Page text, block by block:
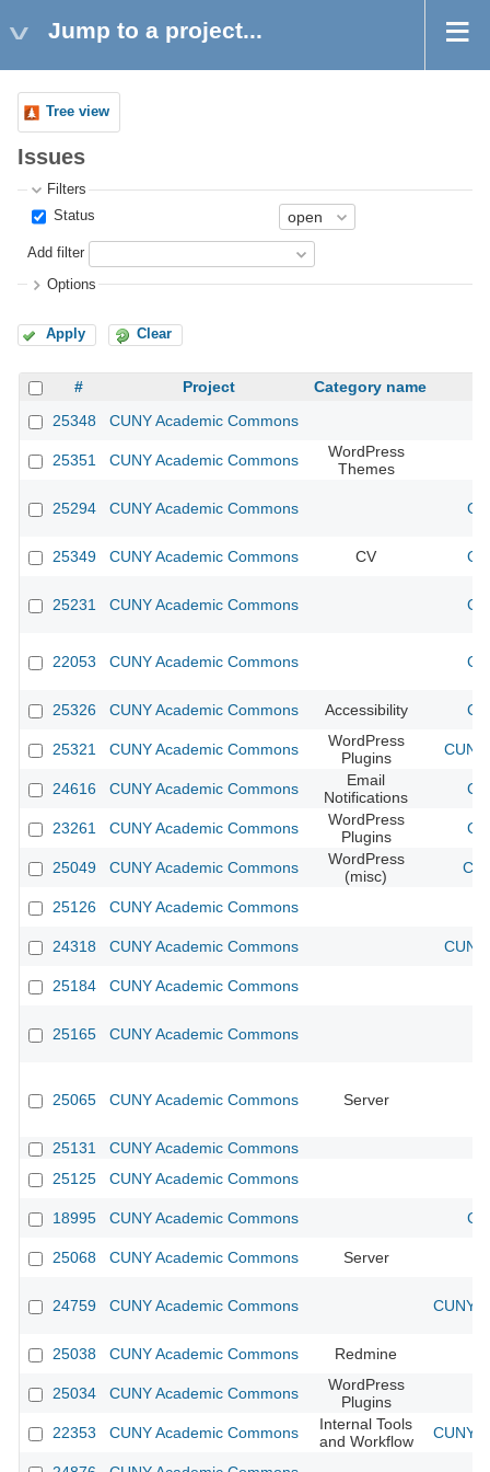
Jump to a project...
Tree view
Issues
Filters
Status
Add filter
Options
Apply Clear
# Project
Category name
25348
CUNY Academic Commons
25351 CUNY Academic Commons
WordPress
Themes
25294 CUNY Academic Commons
25349 CUNY Academic Commons CV
25231 CUNY Academic Commons
22053 CUNY Academic Commons
25326 CUNY Academic Commons Accessibility
25321 CUNY Academic Commons
WordPress
Plugins
24616 CUNY Academic Commons
Email
Notifications
23261 CUNY Academic Commons
WordPress
Plugins
25049 CUNY Academic Commons
WordPress
(misc)
25126 CUNY Academic Commons
24318 CUNY Academic Commons
25184 CUNY Academic Commons
25165 CUNY Academic Commons
25065 CUNY Academic Commons Server
25131
CUNY Academic Commons
25125
CUNY Academic Commons
18995 CUNY Academic Commons
25068 CUNY Academic Commons Server
24759 CUNY Academic Commons CUNY
25038 CUNY Academic Commons Redmine
25034 CUNY Academic Commons
WordPress
Plugins
22353
CUNY Academic Commons
Internal Tools
and Workflow
CUNY